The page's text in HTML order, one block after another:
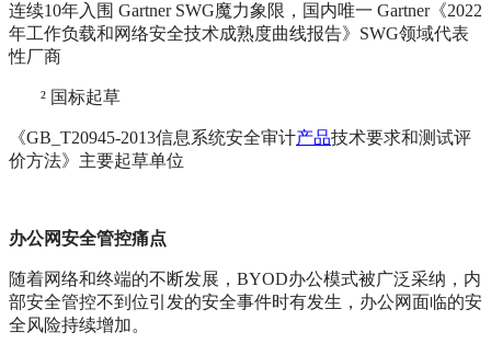
连续10年入围 Gartner SWG魔力象限，国内唯一 Gartner《2022
年工作负载和网络安全技术成熟度曲线报告》SWG领域代表
性厂商
² 国标起草
《GB_T20945-2013信息系统安全审计产品技术要求和测试评
价方法》主要起草单位
办公网安全管控痛点
随着网络和终端的不断发展，BYOD办公模式被广泛采纳，内
部安全管控不到位引发的安全事件时有发生，办公网面临的安
全风险持续增加。